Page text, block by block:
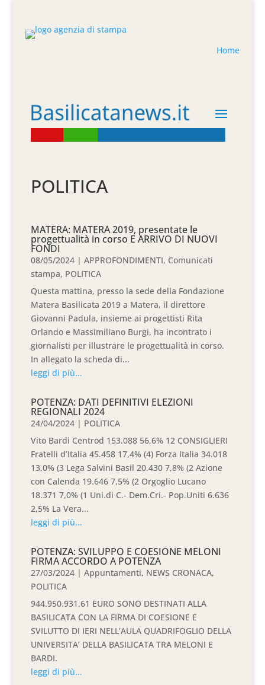
Home
POLITICA
MATERA: MATERA 2019, presentate le
progettualità in corso E ARRIVO DI NUOVI
FONDI
08/05/2024 |APPROFONDIMENTI, Comunicati
stampa, POLITICA
Questa mattina, presso la sede della Fondazione
Matera Basilicata 2019 a Matera, il direttore
Giovanni Padula, insieme ai progettisti Rita
Orlando e Massimiliano Burgi, ha incontrato i
giornalisti per illustrare le progettualità in corso.
In allegato la scheda di...
leggi di più...
POTENZA: DATI DEFINITIVI ELEZIONI
REGIONALI 2024
24/04/2024 | POLITICA
Vito Bardi Centrod 153.088 56,6% 12 CONSIGLIERI
Fratelli d’Italia 45.458 17,4% (4) Forza Italia 34.018
13,0% (3 Lega Salvini Basil 20.430 7,8% (2 Azione
con Calenda 19.646 7,5% (2 Orgoglio Lucano
18.371 7,0% (1 Uni.di C.- Dem.Cri.- Pop.Uniti 6.636
2,5% La Vera...
leggi di più...
POTENZA: SVILUPPO E COESIONE MELONI
FIRMA ACCORDO A POTENZA
27/03/2024 |Appuntamenti, NEWS CRONACA,
POLITICA
944.950.931,61 EURO SONO DESTINATI ALLA
BASILICATA CON LA FIRMA DI COESIONE E
SVILUTTO DI IERI NELL’AULA QUADRIFOGLIO DELLA
UNIVERSITA’ DELLA BASILICATA TRA MELONI E
BARDI.
leggi di più...